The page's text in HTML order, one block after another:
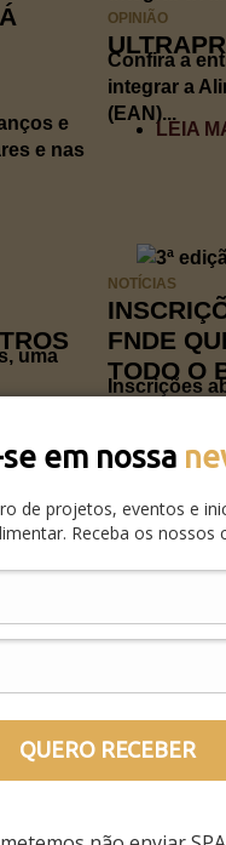
em nossa
de projetos, eventos e
Receba os nossos
QUERO RECEBER
e
e nas
OPINIÃO
Confira a
integrar a
(EAN)...
LEIA
uma
NOTÍCIAS
FNDE
TODO O
Inscrições
Nutricional
a
TERMO DE
– vaga
consultoria